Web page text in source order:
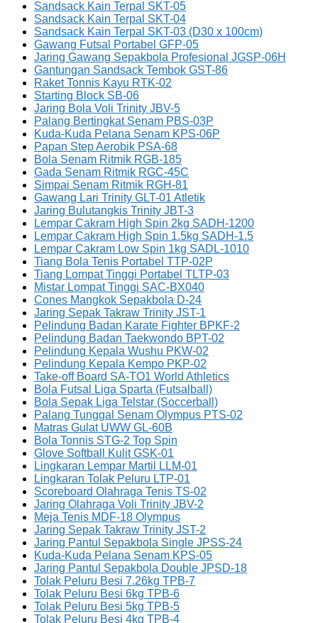
Sandsack Kain Terpal SKT-05
Sandsack Kain Terpal SKT-04
Sandsack Kain Terpal SKT-03 (D30 x 100cm)
Gawang Futsal Portabel GFP-05
Jaring Gawang Sepakbola Profesional JGSP-06H
Gantungan Sandsack Tembok GST-86
Raket Tonnis Kayu RTK-02
Starting Block SB-06
Jaring Bola Voli Trinity JBV-5
Palang Bertingkat Senam PBS-03P
Kuda-Kuda Pelana Senam KPS-06P
Papan Step Aerobik PSA-68
Bola Senam Ritmik RGB-185
Gada Senam Ritmik RGC-45C
Simpai Senam Ritmik RGH-81
Gawang Lari Trinity GLT-01 Atletik
Jaring Bulutangkis Trinity JBT-3
Lempar Cakram High Spin 2kg SADH-1200
Lempar Cakram High Spin 1.5kg SADH-1.5
Lempar Cakram Low Spin 1kg SADL-1010
Tiang Bola Tenis Portabel TTP-02P
Tiang Lompat Tinggi Portabel TLTP-03
Mistar Lompat Tinggi SAC-BX040
Cones Mangkok Sepakbola D-24
Jaring Sepak Takraw Trinity JST-1
Pelindung Badan Karate Fighter BPKF-2
Pelindung Badan Taekwondo BPT-02
Pelindung Kepala Wushu PKW-02
Pelindung Kepala Kempo PKP-02
Take-off Board SA-TO1 World Athletics
Bola Futsal Liga Sparta (Futsalball)
Bola Sepak Liga Telstar (Soccerball)
Palang Tunggal Senam Olympus PTS-02
Matras Gulat UWW GL-60B
Bola Tonnis STG-2 Top Spin
Glove Softball Kulit GSK-01
Lingkaran Lempar Martil LLM-01
Lingkaran Tolak Peluru LTP-01
Scoreboard Olahraga Tenis TS-02
Jaring Olahraga Voli Trinity JBV-2
Meja Tenis MDF-18 Olympus
Jaring Sepak Takraw Trinity JST-2
Jaring Pantul Sepakbola Single JPSS-24
Kuda-Kuda Pelana Senam KPS-05
Jaring Pantul Sepakbola Double JPSD-18
Tolak Peluru Besi 7.26kg TPB-7
Tolak Peluru Besi 6kg TPB-6
Tolak Peluru Besi 5kg TPB-5
Tolak Peluru Besi 4kg TPB-4